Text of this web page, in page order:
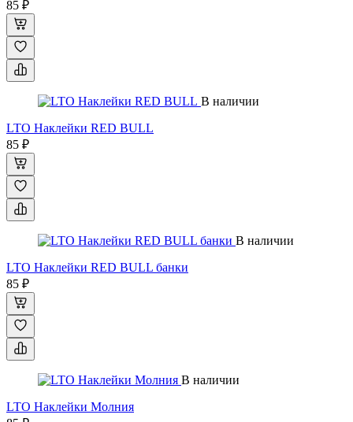
85 ₽
В наличии
LTO Наклейки RED BULL
85 ₽
В наличии
LTO Наклейки RED BULL банки
85 ₽
В наличии
LTO Наклейки Молния